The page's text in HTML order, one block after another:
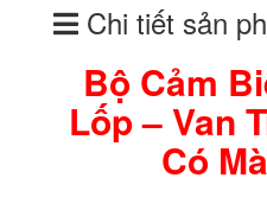
Van
Chi tiết sản
Bộ Cảm
Lốp – Van
Có